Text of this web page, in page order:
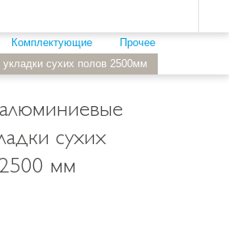
Комплектующие
Прочее
сухих полов 2500мм
сухих
мм